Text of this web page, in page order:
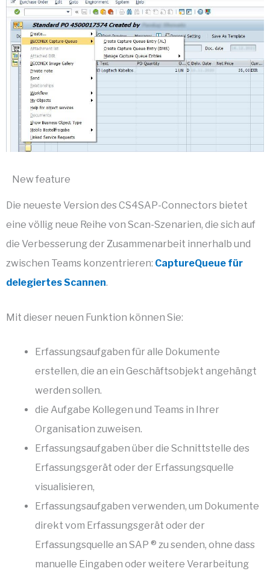
New feature
Die neueste Version des CS4SAP-Connectors bietet
eine völlig neue Reihe von Scan-Szenarien, die sich auf
die Verbesserung der Zusammenarbeit innerhalb und
zwischen Teams konzentrieren: CaptureQueue für
delegiertes Scannen.
Mit dieser neuen Funktion können Sie:
Erfassungsaufgaben für alle Dokumente
erstellen, die an ein Geschäftsobjekt angehängt
werden sollen.
die Aufgabe Kollegen und Teams in Ihrer
Organisation zuweisen.
Erfassungsaufgaben über die Schnittstelle des
Erfassungsgerät oder der Erfassungsquelle
visualisieren,
Erfassungsaufgaben verwenden, um Dokumente
direkt vom Erfassungsgerät oder der
Erfassungsquelle an SAP ® zu senden, ohne dass
manuelle Eingaben oder weitere Verarbeitung